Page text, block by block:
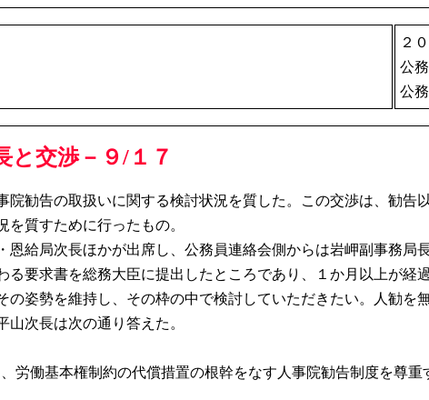
２
公
公
と交渉－９/１７
勧告の取扱いに関する検討状況を質した。この交渉は、勧告
質すために行ったもの。
給局次長ほかが出席し、公務員連絡会側からは岩岬副事務局
要求書を総務大臣に提出したところであり、１か月以上が経
姿勢を維持し、その枠の中で検討していただきたい。人勧を
次長は次の通り答えた。
労働基本権制約の代償措置の根幹をなす人事院勧告制度を尊